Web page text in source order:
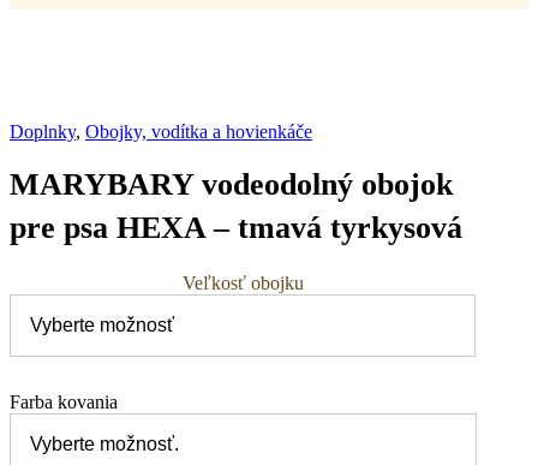
Doplnky, Obojky, vodítka a hovienkáče
MARYBARY vodeodolný obojok
pre psa HEXA – tmavá tyrkysová
Veľkosť obojku
Farba kovania